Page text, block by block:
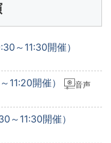
～11:30開催）
11:20開催）
音声
～11:30開催）